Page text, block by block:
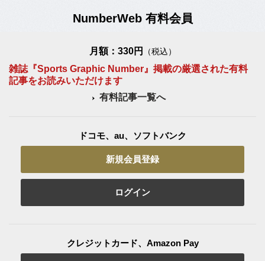
NumberWeb 有料会員
月額：330円 （税込）
雑誌『Sports Graphic Number』掲載の厳選された有料
記事をお読みいただけます
有料記事一覧へ
ドコモ、au、ソフトバンク
新規会員登録
ログイン
クレジットカード、Amazon Pay